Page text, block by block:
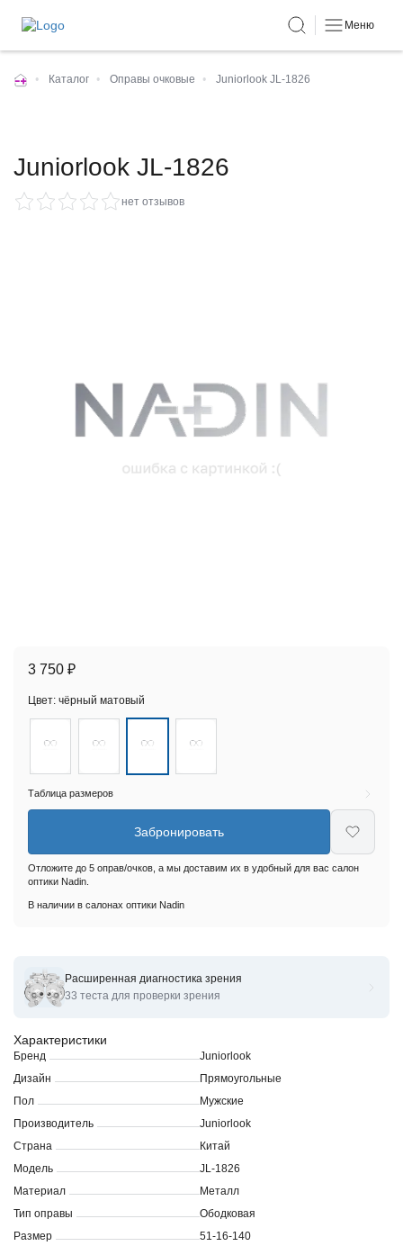
Меню
• Каталог • Оправы очковые • Juniorlook JL-1826
Juniorlook JL-1826
нет отзывов
Оправы для очков корригирующих Juniorlook JL-1826
Характеристики
Бренд
Juniorlook
Дизайн
Прямоугольные
Пол
Мужские
Производитель
Juniorlook
Страна
Китай
Модель
JL-1826
Материал
Металл
Тип оправы
Ободковая
Размер
51-16-140
3 750 ₽
Цвет: чёрный матовый
Таблица размеров
Забронировать
Отложите до 5 оправ/очков, а мы доставим их в удобный для вас салон
оптики Nadin.
В наличии в салонах оптики Nadin
Расширенная диагностика зрения
33 теста для проверки зрения